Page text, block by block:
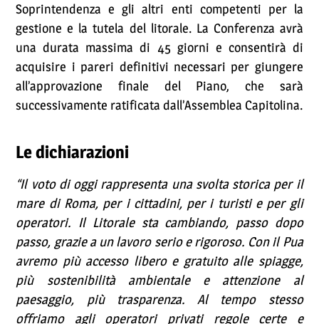
Soprintendenza e gli altri enti competenti per la
gestione e la tutela del litorale. La Conferenza avrà
una durata massima di 45 giorni e consentirà di
acquisire i pareri definitivi necessari per giungere
all’approvazione finale del Piano, che sarà
successivamente ratificata dall’Assemblea Capitolina.
Le dichiarazioni
“Il voto di oggi rappresenta una svolta storica per il
mare di Roma, per i cittadini, per i turisti e per gli
operatori. Il Litorale sta cambiando, passo dopo
passo, grazie a un lavoro serio e rigoroso. Con il Pua
avremo più accesso libero e gratuito alle spiagge,
più sostenibilità ambientale e attenzione al
paesaggio, più trasparenza. Al tempo stesso
offriamo agli operatori privati regole certe e